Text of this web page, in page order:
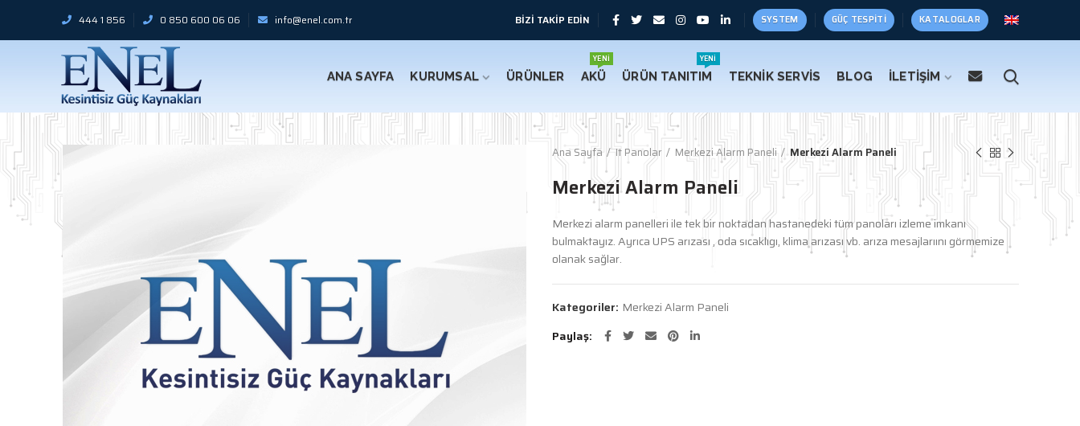
444 1 856 0 850 600 06 06 info@enel.com.tr BİZİ TAKİP EDİN SYSTEM GÜÇ TESPITI KATALOGLAR
ANA SAYFA KURUMSAL ÜRÜNLER AKÜ
YENI
ÜRÜN TANITIM
YENI
TEKNİK SERVİS BLOG İLETİŞİM
Ana Sayfa It Panolar Merkezi Alarm Paneli Merkezi Alarm Paneli
Merkezi Alarm Paneli
Merkezi alarm panelleri ile tek bir noktadan hastanedeki tüm panoları izleme imkanı
bulmaktayız. Ayrıca UPS arızası , oda sıcaklıgı, klima arızası vb. arıza mesajlarıını görmemize
olanak sağlar.
Kategoriler: Merkezi Alarm Paneli
Paylaş